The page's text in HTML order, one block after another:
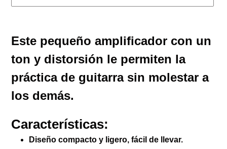
producto
a
tu
carrito
compra
Este pequeño amplificador con un
ton y distorsión le permiten la
práctica de guitarra sin molestar a
los demás.
Características:
Diseño compacto y ligero, fácil de llevar.